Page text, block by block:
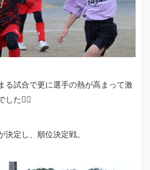
る試合で更に選手の熱が高まって激
した❤️‍🔥
決定し、順位決定戦。